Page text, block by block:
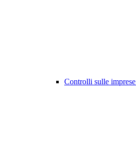
Controlli sulle imprese